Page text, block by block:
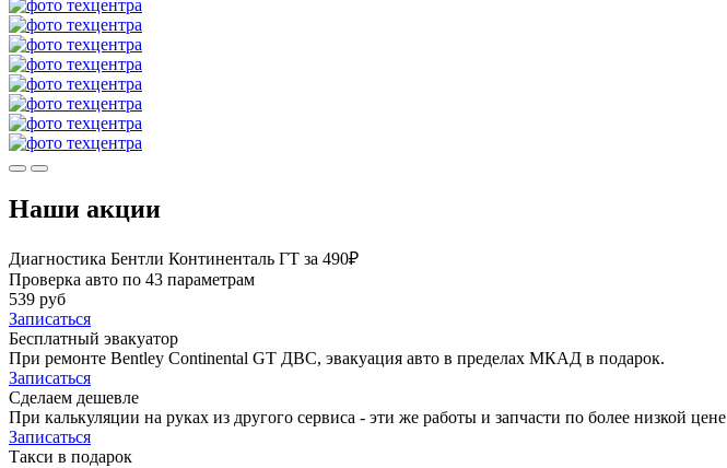
Наши акции
Диагностика Бентли Континенталь ГТ за 490₽
Проверка авто по 43 параметрам
539 руб
Записаться
Бесплатный эвакуатор
При ремонте Bentley Continental GT ДВС, эвакуация авто в пределах МКАД в подарок.
Записаться
Сделаем дешевле
При калькуляции на руках из другого сервиса - эти же работы и запчасти по более низкой цене
Записаться
Такси в подарок